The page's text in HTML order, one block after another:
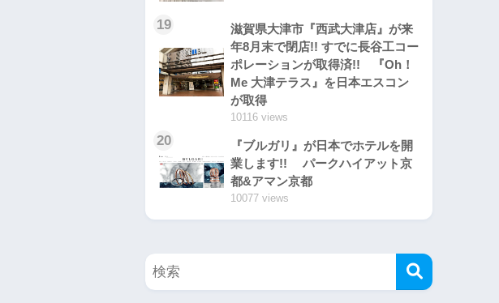
19
滋賀県大津市『西武大津店』が来
年8月末で閉店!! すでに長谷工コー
ポレーションが取得済!! 『Oh！
Me 大津テラス』を日本エスコン
が取得
10116 views
20
『ブルガリ』が日本でホテルを開
業します!! パークハイアット京
都&アマン京都
10077 views